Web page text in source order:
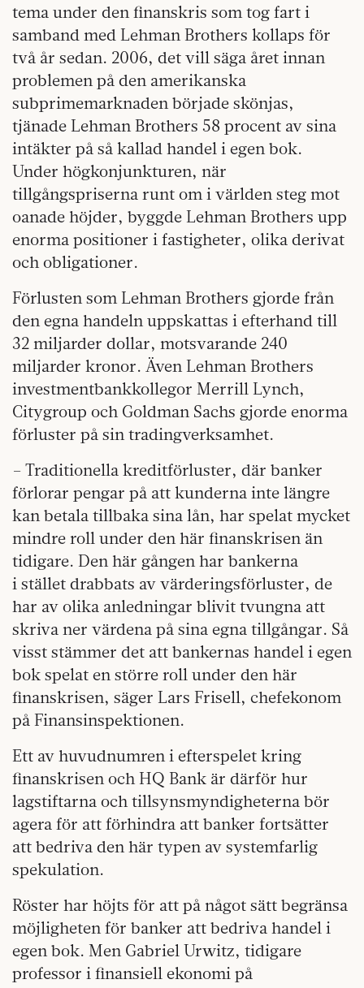
tema under den finanskris som tog fart i
samband med Lehman Brothers kollaps för
två år sedan. 2006, det vill säga året innan
problemen på den amerikanska
subprimemarknaden började skönjas,
tjänade Lehman Brothers 58 procent av sina
intäkter på så kallad handel i egen bok.
Under högkonjunkturen, när
tillgångspriserna runt om i världen steg mot
oanade höjder, byggde Lehman Brothers upp
enorma positioner i fastigheter, olika derivat
och obligationer.
Förlusten som Lehman Brothers gjorde från
den egna handeln uppskattas i efterhand till
32 miljarder dollar, motsvarande 240
miljarder kronor. Även Lehman Brothers
investmentbankkollegor Merrill Lynch,
Citygroup och Goldman Sachs gjorde enorma
förluster på sin tradingverksamhet.
– Traditionella kreditförluster, där banker
förlorar pengar på att kunderna inte längre
kan betala tillbaka sina lån, har spelat mycket
mindre roll under den här finanskrisen än
tidigare. Den här gången har bankerna
i stället drabbats av värderingsförluster, de
har av olika anledningar blivit tvungna att
skriva ner värdena på sina egna tillgångar. Så
visst stämmer det att bankernas handel i egen
bok spelat en större roll under den här
finanskrisen, säger Lars Frisell, chefekonom
på Finansinspektionen.
Ett av huvudnumren i efterspelet kring
finanskrisen och HQ Bank är därför hur
lagstiftarna och tillsynsmyndigheterna bör
agera för att förhindra att banker fortsätter
att bedriva den här typen av systemfarlig
spekulation.
Röster har höjts för att på något sätt begränsa
möjligheten för banker att bedriva handel i
egen bok. Men Gabriel Urwitz, tidigare
professor i finansiell ekonomi på